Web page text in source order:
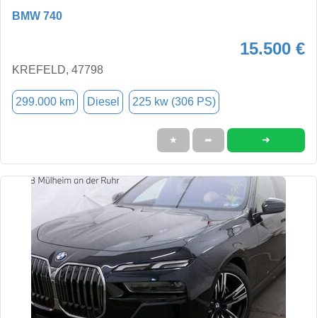
BMW 740
15.500 €
KREFELD, 47798
299.000 km Diesel 225 kw (306 PS)
★ ➦ ➜